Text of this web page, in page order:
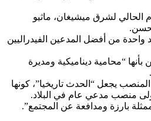
الحالي لشرق ميشيغان، ماثيو
من أفضل المدعين الفيدراليين
“محامية ديناميكية ومديرة
يجعل “الحدث تاريخيا”، كونها
منصب مدعي عام في البلاد.
بارزة ومدافعة عن المجتمع”.